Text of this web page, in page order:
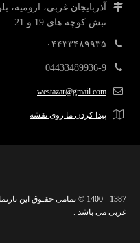
آذربایجان غربی، ارومیه،
نبش کوچه های 19 و 21
۰۴۴۳۳۴۸۹۹۳۵
04433489936-9
westazar@gmail.com
پیدا کردن ما روی نقشه
1387 - 1400 © تمامی حقـوق
غربی می باشد .